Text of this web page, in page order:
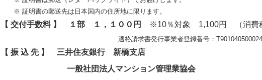
※ 証明書の郵送先は日本国内の住所地に限ります。
【 交付手数料 】 １部 １，１００円 ※10％対象 1,100円 （消費
適格請求書発行事業者登録番号：
【 振 込 先 】 三井住友銀行 新橋支店
一般社団法人マンション管理業協会